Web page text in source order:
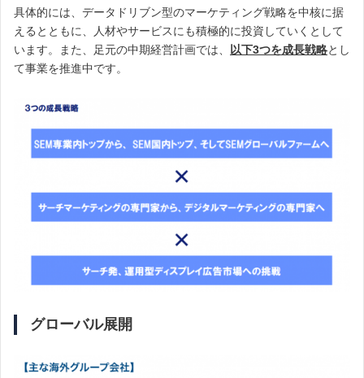
具体的には、データドリブン型のマーケティング戦略を中核に据
えるとともに、人材やサービスにも積極的に投資していくとして
います。また、足元の中期経営計画では、
以下3つを成長戦略とし
て事業を推進中です。
グローバル展開